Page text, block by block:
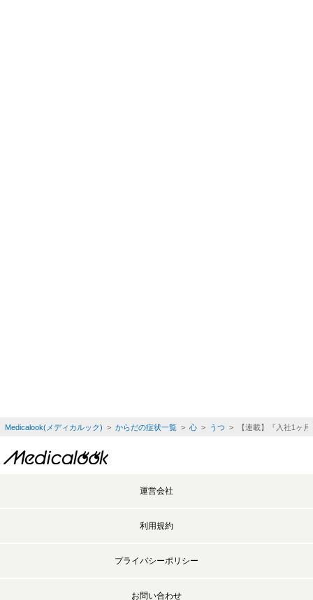
Medicalook(メディカルック) > からだの症状一覧> 心> うつ > 【連載】『入社1ヶ月
運営会社
利用規約
プライバシーポリシー
お問い合わせ